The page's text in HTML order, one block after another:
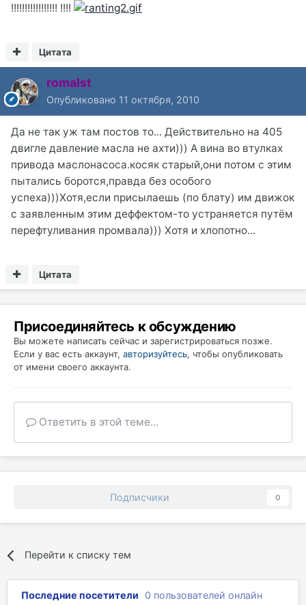
!!!!!!!!!!!!!!!!! !!!!
Цитата
romalst
Опубликовано 11 октября, 2010
Да не так уж там постов то... Действительно на 405
двигле давление масла не ахти))) А вина во втулках
привода маслонасоса.косяк старый,они потом с этим
пытались боротся,правда без особого
успеха)))Хотя,если присылаешь (по блату) им движок
с заявленным этим деффектом-то устраняется путём
перефтуливания промвала))) Хотя и хлопотно...
Цитата
Присоединяйтесь к обсуждению
Вы можете написать сейчас и зарегистрироваться позже.
Если у вас есть аккаунт, авторизуйтесь, чтобы опубликовать
от имени своего аккаунта.
Ответить в этой теме...
Подписчики 0
Перейти к списку тем
Последние посетители 0 пользователей онлайн